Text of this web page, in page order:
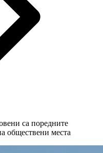
са поредните
обществени места